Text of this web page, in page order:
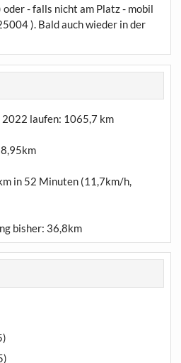
- falls nicht am Platz - mobil
). Bald auch wieder in der
laufen: 1065,7 km
in 52 Minuten (11,7km/h,
bisher: 36,8km